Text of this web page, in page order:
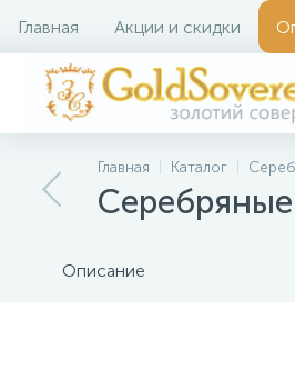
Главная Акции и скидки
Главная Каталог
Описание